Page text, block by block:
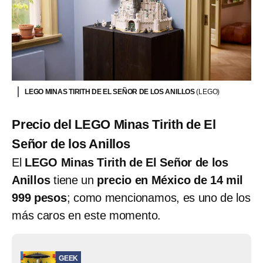
LEGO MINAS TIRITH DE EL SEÑOR DE LOS ANILLOS(LEGO)
Precio del LEGO Minas Tirith de El
Señor de los Anillos
El LEGO Minas Tirith de El Señor de los
Anillostiene un precio en México de 14 mil
999 pesos; como mencionamos, es uno de los
más caros en este momento.
GEEK